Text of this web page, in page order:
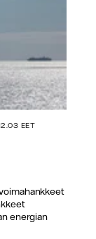
EET
energian